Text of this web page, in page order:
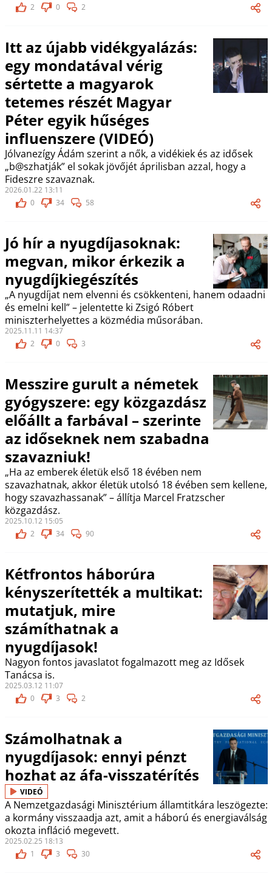
2
0 2
Itt az újabb vidékgyalázás:
egy mondatával vérig
sértette a magyarok
tetemes részét Magyar
Péter egyik hűséges
influenszere (VIDEÓ)
Jólvanezígy Ádám szerint a nők, a vidékiek és az idősek
„b@szhatják” el sokak jövőjét áprilisban azzal, hogy a
Fideszre szavaznak.
2026.01.22 13:11
0
34 58
Jó hír a nyugdíjasoknak:
megvan, mikor érkezik a
nyugdíjkiegészítés
„A nyugdíjat nem elvenni és csökkenteni, hanem odaadni
és emelni kell” – jelentette ki Zsigó Róbert
miniszterhelyettes a közmédia műsorában.
2025.11.11 14:37
2
0 3
Messzire gurult a németek
gyógyszere: egy közgazdász
előállt a farbával – szerinte
az időseknek nem szabadna
szavazniuk!
„Ha az emberek életük első 18 évében nem
szavazhatnak, akkor életük utolsó 18 évében sem kellene,
hogy szavazhassanak” – állítja Marcel Fratzscher
közgazdász.
2025.10.12 15:05
2
34 90
Kétfrontos háborúra
kényszerítették a multikat:
mutatjuk, mire
számíthatnak a
nyugdíjasok!
Nagyon fontos javaslatot fogalmazott meg az Idősek
Tanácsa is.
2025.03.12 11:07
0
3 2
Számolhatnak a
nyugdíjasok: ennyi pénzt
hozhat az áfa-visszatérítés
VIDEÓ
A Nemzetgazdasági Minisztérium államtitkára leszögezte:
a kormány visszaadja azt, amit a háború és energiaválság
okozta infláció megevett.
2025.02.25 18:13
1
3 30